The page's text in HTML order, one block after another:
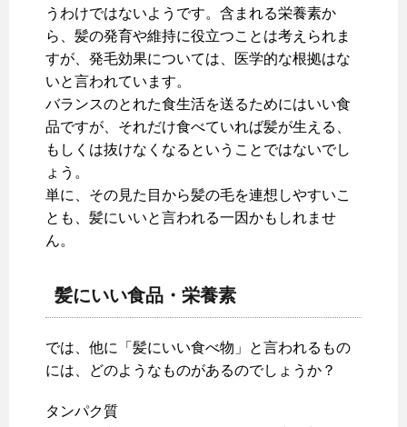
うわけではないようです。含まれる栄養素か
ら、髪の発育や維持に役立つことは考えられま
すが、発毛効果については、医学的な根拠はな
いと言われています。
バランスのとれた食生活を送るためにはいい食
品ですが、それだけ食べていれば髪が生える、
もしくは抜けなくなるということではないでし
ょう。
単に、その見た目から髪の毛を連想しやすいこ
とも、髪にいいと言われる一因かもしれませ
ん。
髪にいい食品・栄養素
では、他に「髪にいい食べ物」と言われるもの
には、どのようなものがあるのでしょうか？
タンパク質